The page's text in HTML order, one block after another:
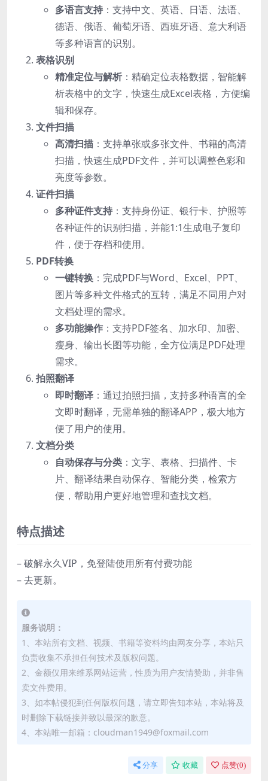
多语言支持 ：支持中文、英语、日语、法语、
德语、俄语、葡萄牙语、西班牙语、意大利语
等多种语言的识别。
表格识别
精准定位与解析 ：精确定位表格数据，智能解
析表格中的文字，快速生成Excel表格，方便编
辑和保存。
文件扫描
高清扫描 ：支持单张或多张文件、书籍的高清
扫描，快速生成PDF文件，并可以调整色彩和
亮度等参数。
证件扫描
多种证件支持 ：支持身份证、银行卡、护照等
各种证件的识别扫描，并能1:1生成电子复印
件，便于存档和使用。
PDF转换
一键转换 ：完成PDF与Word、Excel、PPT、
图片等多种文件格式的互转，满足不同用户对
文档处理的需求。
多功能操作 ：支持PDF签名、加水印、加密、
瘦身、输出长图等功能，全方位满足PDF处理
需求。
拍照翻译
即时翻译 ：通过拍照扫描，支持多种语言的全
文即时翻译，无需单独的翻译APP，极大地方
便了用户的使用。
文档分类
自动保存与分类 ：文字、表格、扫描件、卡
片、翻译结果自动保存、智能分类，检索方
便，帮助用户更好地管理和查找文档。
特点描述
– 破解永久VIP，免登陆使用所有付费功能
– 去更新。
服务说明：
1、本站所有文档、视频、书籍等资料均由网友分享，本站只
负责收集不承担任何技术及版权问题。
2、金额仅用来维系网站运营，性质为用户友情赞助，并非售
卖文件费用。
3、如本帖侵犯到任何版权问题，请立即告知本站，本站将及
时删除下载链接并致以最深的歉意。
4、本站唯一邮箱：cloudman1949@foxmail.com
分享 收藏 点赞(0)